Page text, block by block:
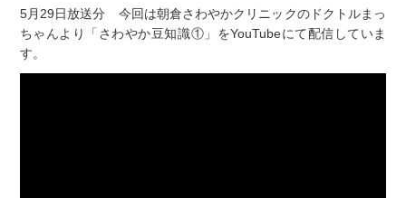
5月29日放送分 今回は朝倉さわやかクリニックのドクトルまっ
ちゃんより「さわやか豆知識①」をYouTubeにて配信していま
す。